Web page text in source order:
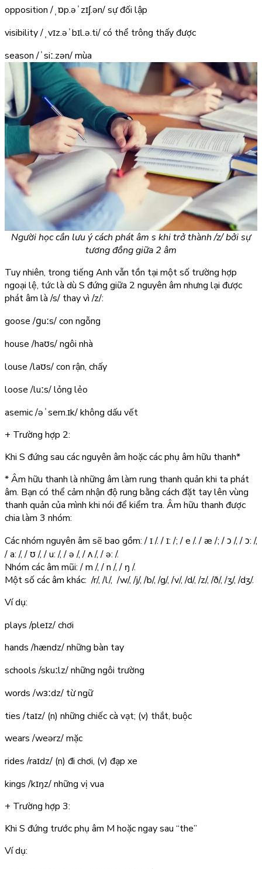
opposition /ˌɒp.əˈzɪʃ.ən/sự đối lập
visibility/ˌvɪz.əˈbɪl.ə.ti/có thể trông thấy được
season /ˈsiː.zən/mùa
Người học cần lưu ý cách phát âm s khi trở thành /z/ bởi sự
tương đồng giữa 2 âm
Tuy nhiên, trong tiếng Anh vẫn tồn tại một số trường hợp
ngoại lệ, tức là dù S đứng giữa 2 nguyên âm nhưng lại được
phát âm là /s/ thay vì /z/:
goose /ɡuːs/con ngỗng
house /haʊs/ngôi nhà
louse /laʊs/con rận, chấy
loose /luːs/lỏng lẻo
asemic/əˈsem.ɪk/không dấu vết
+ Trường hợp 2:
Khi S đứng sau các nguyên âm hoặc các phụ âm hữu thanh*
* Âm hữu thanh là những âm làm rung thanh quản khi ta phát
âm. Bạn có thể cảm nhận độ rung bằng cách đặt tay lên vùng
thanh quản của mình khi nói để kiểm tra. Âm hữu thanh được
chia làm 3 nhóm:
Các nhóm nguyên âm sẽ bao gồm: / ɪ /. / ɪ: /; / e /. / æ /; / ɔ /, / ɔ: /,
/ a: /, / ʊ /, / u: /, / ə /, / ʌ /, / ə: /.
Nhóm các âm mũi: / m /, / n /, / ŋ /.
Một số các âm khác: /r/, /l/, /w/, /j/, /b/, /g/, /v/, /d/, /z/, /ð/, /ʒ/, /dʒ/.
Ví dụ:
plays/pleɪz/chơi
hands /hændz/những bàn tay
schools /skuːlz/những ngôi trường
words /wɜːdz/ từ ngữ
ties /taɪz/ (n) những chiếc cà vạt; (v) thắt, buộc
wears /weərz/mặc
rides /raɪdz/ (n) đi chơi, (v) đạp xe
kings /kɪŋz/những vị vua
+ Trường hợp 3:
Khi S đứng trước phụ âm M hoặc ngay sau “the”
Ví dụ: